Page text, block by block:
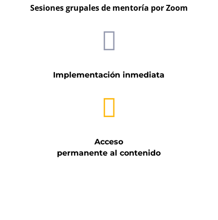
Sesiones grupales de mentoría por Zoom

Implementación inmediata

Acceso
permanente al contenido